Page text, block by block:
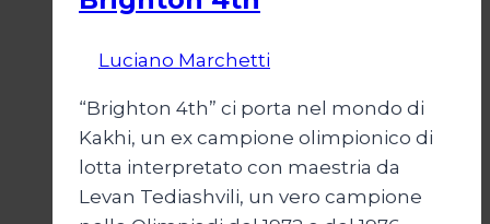
Luciano Marchetti
“Brighton 4th” ci porta nel mondo di
Kakhi, un ex campione olimpionico di
lotta interpretato con maestria da
Levan Tediashvili, un vero campione